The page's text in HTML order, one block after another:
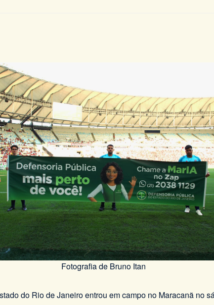
Fotografia de Bruno Itan
do Rio de Janeiro entrou em campo no Maracanã no